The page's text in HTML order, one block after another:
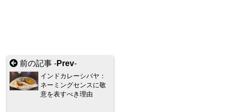
前の記事 -Prev-
インドカレーシバヤ：
ネーミングセンスに敬
意を表すべき理由